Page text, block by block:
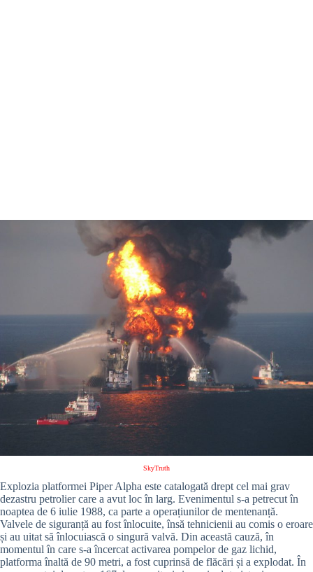
SkyTruth
Explozia platformei Piper Alpha este catalogată drept cel mai grav
dezastru petrolier care a avut loc în larg. Evenimentul s-a petrecut în
noaptea de 6 iulie 1988, ca parte a operațiunilor de mentenanță.
Valvele de siguranță au fost înlocuite, însă tehnicienii au comis o eroare
și au uitat să înlocuiască o singură valvă. Din această cauză, în
momentul în care s-a încercat activarea pompelor de gaz lichid,
platforma înaltă de 90 metri, a fost cuprinsă de flăcări și a explodat. În